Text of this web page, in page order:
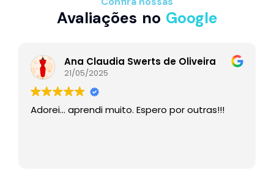
Avaliações no Google
Ana Claudia Swerts de Oliveira
21/05/2025
Adorei… aprendi muito. Espero por outras!!!